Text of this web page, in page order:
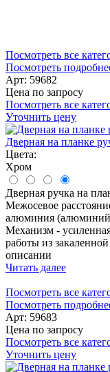
Посмотреть все
Посмотреть
Арт: 59682
Цена по запросу
Посмотреть все
Уточнить цену
Дверная на планке
Цвета:
Хром
Дверная ручка на
Межосевое
алюминия (алюминий
Механизм -
работы из
описании
Читать далее
Посмотреть все
Посмотреть
Арт: 59683
Цена по запросу
Посмотреть все
Уточнить цену